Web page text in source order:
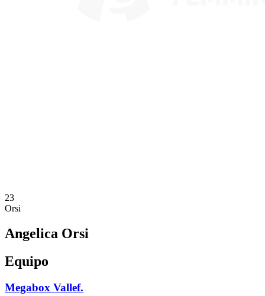
23
Orsi
Angelica Orsi
Equipo
Megabox Vallef.